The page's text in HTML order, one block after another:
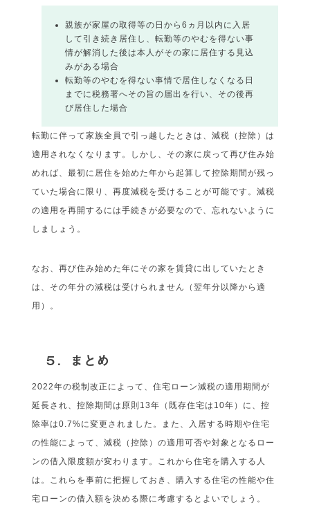
親族が家屋の取得等の日から6ヵ月以内に入居
して引き続き居住し、転勤等のやむを得ない事
情が解消した後は本人がその家に居住する見込
みがある場合
転勤等のやむを得ない事情で居住しなくなる日
までに税務署へその旨の届出を行い、その後再
び居住した場合
転勤に伴って家族全員で引っ越したときは、減税（控除）は
適用されなくなります。しかし、その家に戻って再び住み始
めれば、最初に居住を始めた年から起算して控除期間が残っ
ていた場合に限り、再度減税を受けることが可能です。減税
の適用を再開するには手続きが必要なので、忘れないように
しましょう。
なお、再び住み始めた年にその家を賃貸に出していたとき
は、その年分の減税は受けられません（翌年分以降から適
用）。
５．まとめ
2022年の税制改正によって、住宅ローン減税の適用期間が
延長され、控除期間は原則13年（既存住宅は10年）に、控
除率は0.7%に変更されました。また、入居する時期や住宅
の性能によって、減税（控除）の適用可否や対象となるロー
ンの借入限度額が変わります。これから住宅を購入する人
は。これらを事前に把握しておき、購入する住宅の性能や住
宅ローンの借入額を決める際に考慮するとよいでしょう。